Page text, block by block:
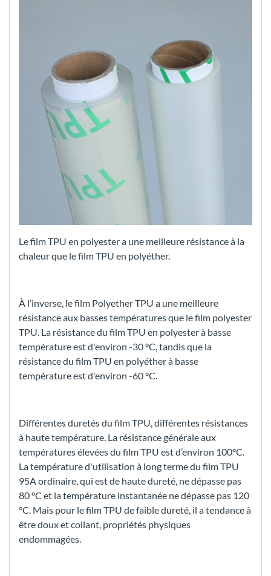
Le film TPU en polyester a une meilleure résistance à la
chaleur que le film TPU en polyéther.
À l’inverse, le film Polyether TPU a une meilleure
résistance aux basses températures que le film polyester
TPU. La résistance du film TPU en polyester à basse
température est d'environ -30 °C, tandis que la
résistance du film TPU en polyéther à basse
température est d'environ -60 °C.
Différentes duretés du film TPU, différentes résistances
à haute température. La résistance générale aux
températures élevées du film TPU est d’environ 100°C.
La température d'utilisation à long terme du film TPU
95A ordinaire, qui est de haute dureté, ne dépasse pas
80 °C et la température instantanée ne dépasse pas 120
°C. Mais pour le film TPU de faible dureté, il a tendance à
être doux et collant, propriétés physiques
endommagées.